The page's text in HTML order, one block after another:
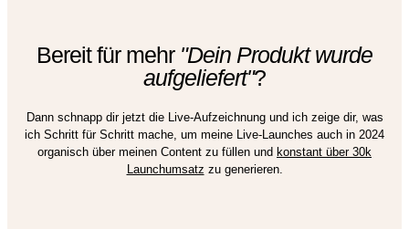
Bereit für mehr "Dein Produkt wurde
aufgeliefert"?
Dann schnapp dir jetzt die Live-Aufzeichnung und ich zeige dir, was
ich Schritt für Schritt mache, um meine Live-Launches auch in 2024
organisch über meinen Content zu füllen und konstant über 30k
Launchumsatz zu generieren.